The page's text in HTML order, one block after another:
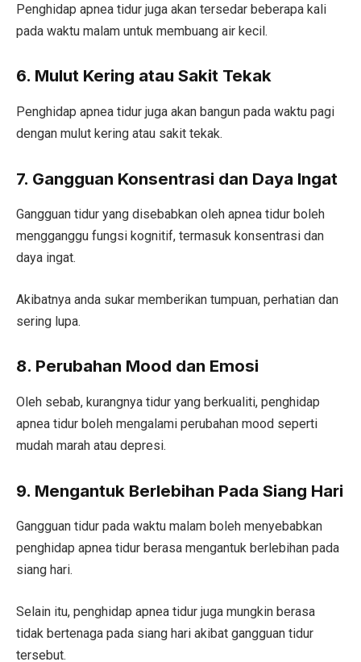
Penghidap apnea tidur juga akan tersedar beberapa kali
pada waktu malam untuk membuang air kecil.
6. Mulut Kering atau Sakit Tekak
Penghidap apnea tidur juga akan bangun pada waktu pagi
dengan mulut kering atau sakit tekak.
7. Gangguan Konsentrasi dan Daya Ingat
Gangguan tidur yang disebabkan oleh apnea tidur boleh
mengganggu fungsi kognitif, termasuk konsentrasi dan
daya ingat.
Akibatnya anda sukar memberikan tumpuan, perhatian dan
sering lupa.
8. Perubahan Mood dan Emosi
Oleh sebab, kurangnya tidur yang berkualiti, penghidap
apnea tidur boleh mengalami perubahan mood seperti
mudah marah atau depresi.
9. Mengantuk Berlebihan Pada Siang Hari
Gangguan tidur pada waktu malam boleh menyebabkan
penghidap apnea tidur berasa mengantuk berlebihan pada
siang hari.
Selain itu, penghidap apnea tidur juga mungkin berasa
tidak bertenaga pada siang hari akibat gangguan tidur
tersebut.